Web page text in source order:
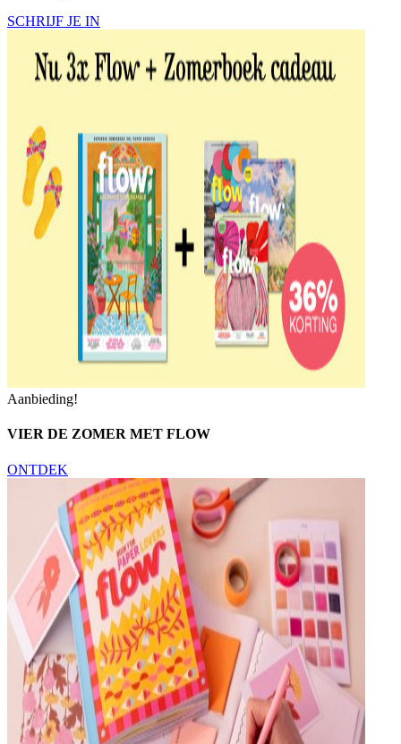
SCHRIJF JE IN
Aanbieding!
VIER DE ZOMER MET FLOW
ONTDEK